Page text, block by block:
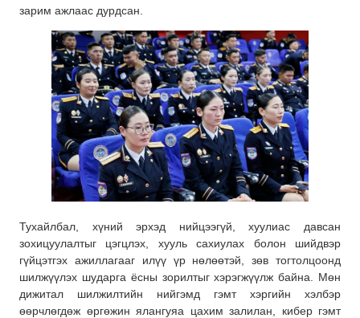
зарим ажлаас дурдсан.
Тухайлбал, хүний эрхэд нийцээгүй, хуулиас давсан
зохицуулалтыг цэгцлэх, хууль сахиулах болон шийдвэр
гүйцэтгэх ажиллагааг илүү үр нөлөөтэй, зөв тогтолцоонд
шилжүүлэх шударга ёсны зорилтыг хэрэгжүүлж байна. Мөн
дижитал шилжилтийн нийгэмд гэмт хэргийн хэлбэр
өөрчлөгдөж өргөжин ялангуяа цахим залилан, кибер гэмт